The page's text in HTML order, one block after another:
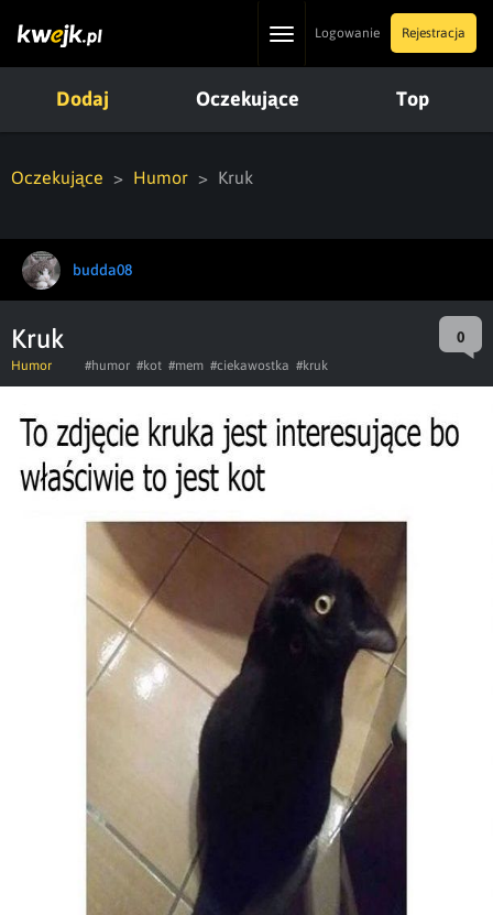
ToggleLogowanie Rejestracja
Dodaj Oczekujące Top
Oczekujące Humor Kruk
budda08
Kruk 0
Humor #humor #kot #mem #ciekawostka #kruk